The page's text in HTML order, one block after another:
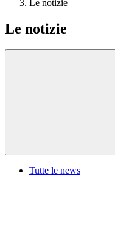
Le notizie
Le notizie
Tutte le news